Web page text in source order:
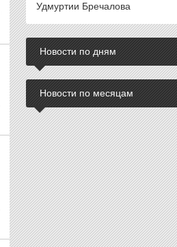
Удмуртии Бречалова
Новости по дням
Новости по месяцам